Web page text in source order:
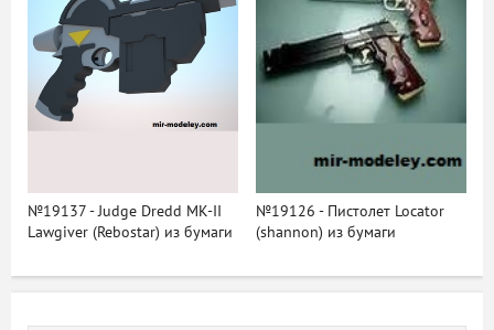
№19137 - Judge Dredd MK-II
Lawgiver (Rebostar) из бумаги
№19126 - Пистолет Locator
(shannon) из бумаги